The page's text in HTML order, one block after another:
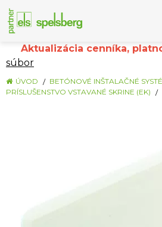
Aktualizácia cenníka,
súbor
ÚVOD BETÓNOVÉ INŠTALAČNÉ
PRÍSLUŠENSTVO VSTAVANÉ SKRINE (EK)